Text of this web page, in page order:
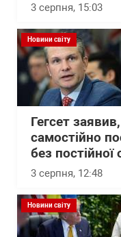
3 серпня, 15:03
Новини світу
Гегсет
самостійно
без
3 серпня, 12:48
Новини світу